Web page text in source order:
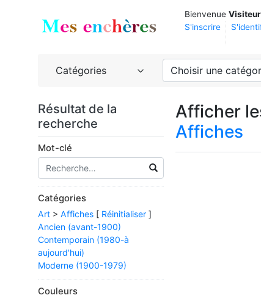
Bienvenue Visiteur
S'inscrire
Catégories Choisir une
Résultat de la
recherche
Mot-clé
Catégories
Art > Affiches [ Réinitialiser ]
Ancien (avant-1900)
Contemporain (1980-à
aujourd'hui)
Moderne (1900-1979)
Couleurs
Afficher
Affiches